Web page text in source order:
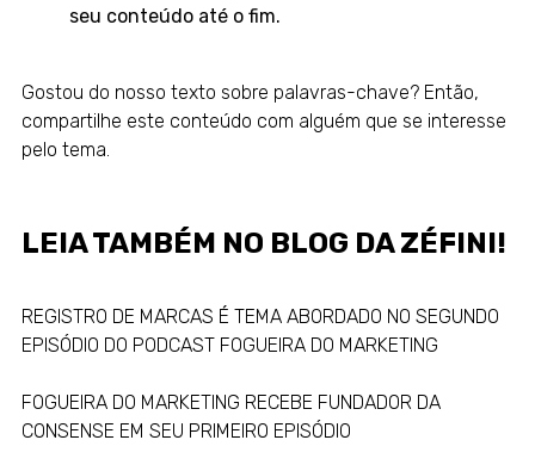
seu conteúdo até o fim.
Gostou do nosso texto sobre palavras-chave? Então,
compartilhe este conteúdo com alguém que se interesse
pelo tema.
LEIA TAMBÉM NO BLOG DA ZÉFINI!
REGISTRO DE MARCAS É TEMA ABORDADO NO SEGUNDO
EPISÓDIO DO PODCAST FOGUEIRA DO MARKETING
FOGUEIRA DO MARKETING RECEBE FUNDADOR DA
CONSENSE EM SEU PRIMEIRO EPISÓDIO